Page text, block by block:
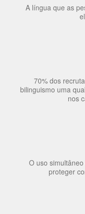
A língua que as
70% dos
bilinguismo uma
nos
O uso
proteger